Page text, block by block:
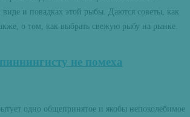
и повадках этой рыбы. Даются советы, как
о том, как выбрать свежую рыбу на рынке.
не помеха
одно общепринятое и якобы непоколебимое